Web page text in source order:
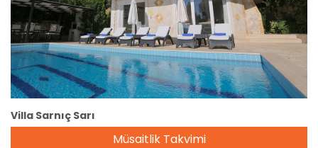
Villa Sarnıç Sarı
Müsaitlik Takvimi